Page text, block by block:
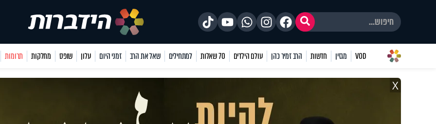
VOD מגזין חדשות הרב זמיר כהן עולם הילדים 70 שאלות למתחילים שאל את הרב זמני היום עלון שופס מחלקות תרומות
X